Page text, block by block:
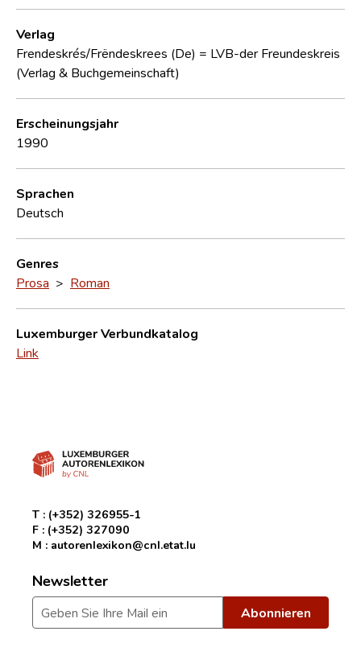
Verlag
Frendeskrés/Frëndeskrees (De) = LVB-der Freundeskreis
(Verlag & Buchgemeinschaft)
Erscheinungsjahr
1990
Sprachen
Deutsch
Genres
Prosa > Roman
Luxemburger Verbundkatalog
Link
T : (+352) 326955-1
F : (+352) 327090
M : autorenlexikon@cnl.etat.lu
Newsletter